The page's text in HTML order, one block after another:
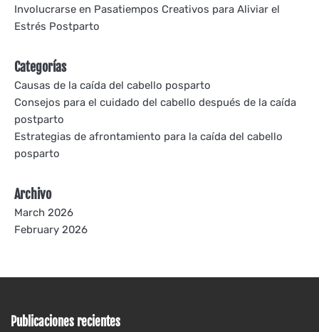
Involucrarse en Pasatiempos Creativos para Aliviar el
Estrés Postparto
Categorías
Causas de la caída del cabello posparto
Consejos para el cuidado del cabello después de la caída
postparto
Estrategias de afrontamiento para la caída del cabello
posparto
Archivo
March 2026
February 2026
Publicaciones recientes